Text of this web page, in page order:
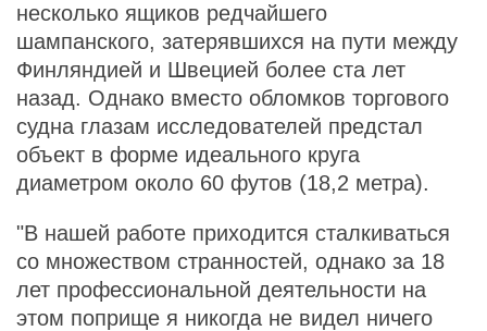
несколько ящиков редчайшего
шампанского, затерявшихся на пути между
Финляндией и Швецией более ста лет
назад. Однако вместо обломков торгового
судна глазам исследователей предстал
объект в форме идеального круга
диаметром около 60 футов (18,2 метра).
"В нашей работе приходится сталкиваться
со множеством странностей, однако за 18
лет профессиональной деятельности на
этом поприще я никогда не видел ничего